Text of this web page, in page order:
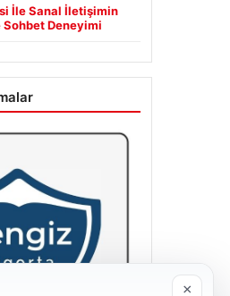
İle Sanal İletişimin
Deneyimi
×